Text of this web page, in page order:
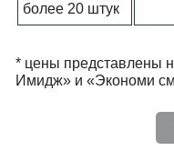
более 20 штук
* цены представлены
Имидж» и «Экономи